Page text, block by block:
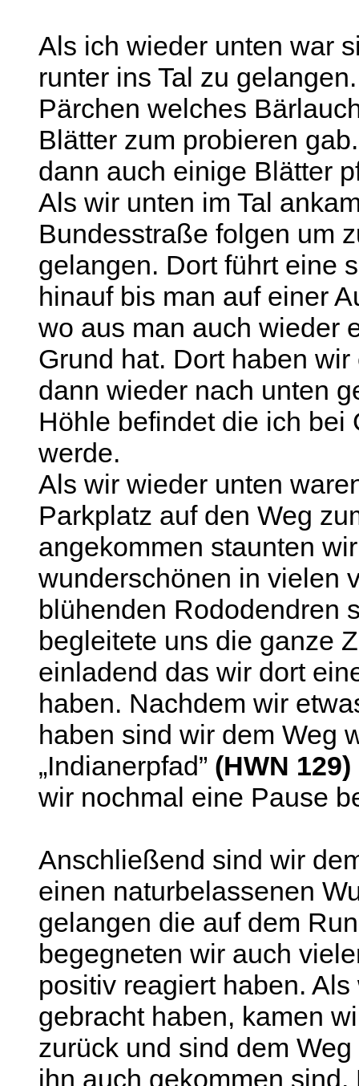
Als ich wieder unten war
runter ins Tal zu
Pärchen welches
Blätter zum probieren
dann auch einige Blätter
Als wir unten im Tal
Bundesstraße folgen um
gelangen. Dort führt eine
hinauf bis man auf einer
wo aus man auch wieder
Grund hat. Dort haben
dann wieder nach unten
Höhle befindet die ich
werde.
Als wir wieder unten
Parkplatz auf den Weg
angekommen staunten
wunderschönen in vielen
blühenden Rododendren
begleitete uns die ganze
einladend das wir dort
haben. Nachdem wir
haben sind wir dem Weg
„Indianerpfad” (HWN 129)
wir nochmal eine Pause
Anschließend sind wir
einen naturbelassenen
gelangen die auf dem
begegneten wir auch
positiv reagiert haben.
gebracht haben, kamen
zurück und sind dem
ihn auch gekommen